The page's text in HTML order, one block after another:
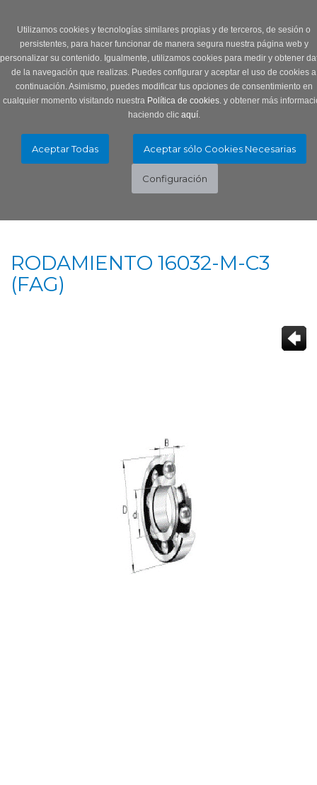
Utilizamos cookies y tecnologías similares propias y de terceros, de sesión o
persistentes, para hacer funcionar de manera segura nuestra página web y
personalizar su contenido. Igualmente, utilizamos cookies para medir y obtener
de la navegación que realizas. Puedes configurar y aceptar el uso de cookies a
continuación. Asimismo, puedes modificar tus opciones de consentimiento en
cualquier momento visitando nuestra Política de cookies.y obtener más
haciendo clic aquí.
RODAMIENTO 16032-M-C3
(FAG)